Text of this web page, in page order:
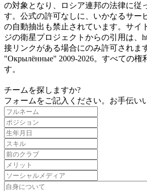
の対象となり、ロシア連邦の法律に従
す。公式の許可なしに、いかなるサー
の自動抽出も禁止されています。サイ
ジの衛星プロジェクトからの引用は、
接リンクがある場合にのみ許可され
"Окрылённые" 2009-2026。すべての権
す。
チームを探しますか?
フォームをご記入ください。お手伝い